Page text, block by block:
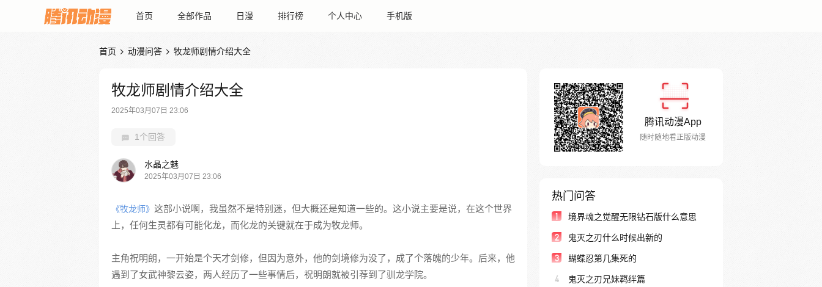
首页 全部作品 日漫 排行榜 个人中心 手机版
首页  动漫问答  牧龙师剧情介绍大全
牧龙师剧情介绍大全
2025年03月07日 23:06
1个回答
水晶之魅
2025年03月07日 23:06
《牧龙师》 这部小说啊，我虽然不是特别迷，但大概还是知道一些的。这小说主要是说，在这个世界
上，任何生灵都有可能化龙，而化龙的关键就在于成为牧龙师。
主角祝明朗，一开始是个天才剑修，但因为意外，他的剑境修为没了，成了个落魄的少年。后来，他
遇到了女武神黎云姿，两人经历了一些事情后，祝明朗就被引荐到了驯龙学院。
腾讯动漫App
随时随地看正版动漫
热门问答
1 境界魂之觉醒无限钻石版什么意思
2 鬼灭之刃什么时候出新的
3 蝴蝶忍第几集死的
4 鬼灭之刃兄妹羁绊篇